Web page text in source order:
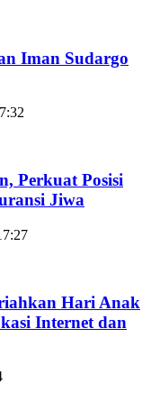
Iman Sudargo
Perkuat Posisi
Jiwa
Hari Anak
Internet dan